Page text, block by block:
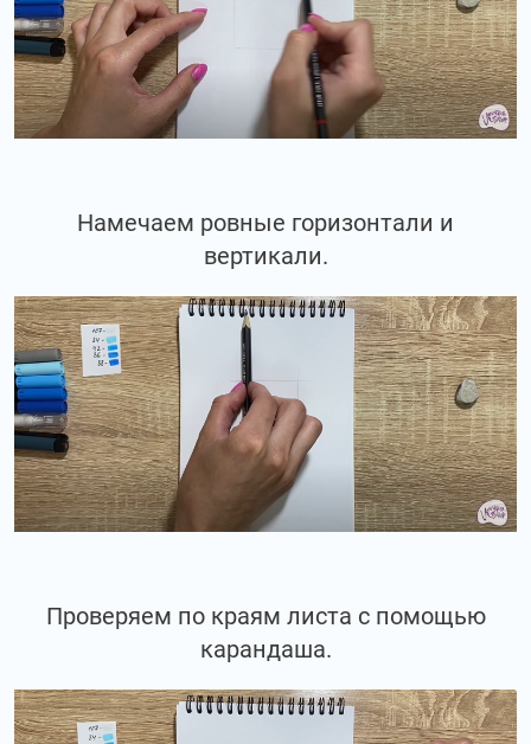
Намечаем ровные горизонтали и
вертикали.
Проверяем по краям листа с помощью
карандаша.